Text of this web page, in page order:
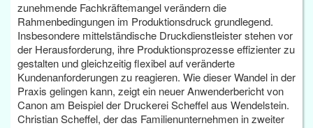
zunehmende Fachkräftemangel verändern die
Rahmenbedingungen im Produktionsdruck grundlegend.
Insbesondere mittelständische Druckdienstleister stehen vor
der Herausforderung, ihre Produktionsprozesse effizienter zu
gestalten und gleichzeitig flexibel auf veränderte
Kundenanforderungen zu reagieren. Wie dieser Wandel in der
Praxis gelingen kann, zeigt ein neuer Anwenderbericht von
Canon am Beispiel der Druckerei Scheffel aus Wendelstein.
Christian Scheffel, der das Familienunternehmen in zweiter